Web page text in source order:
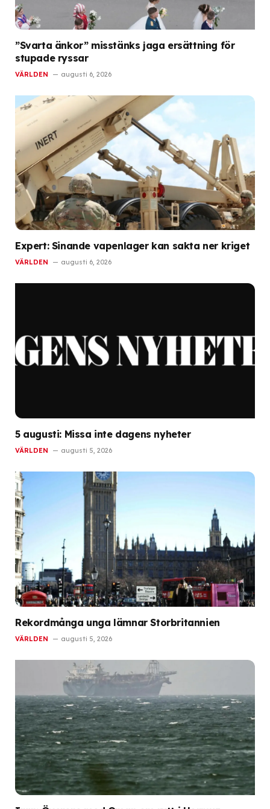
”Svarta änkor” misstänks jaga ersättning för
stupade ryssar
VÄRLDEN augusti 6, 2026
Expert: Sinande vapenlager kan sakta ner kriget
VÄRLDEN augusti 6, 2026
5 augusti: Missa inte dagens nyheter
VÄRLDEN augusti 5, 2026
Rekordmånga unga lämnar Storbritannien
VÄRLDEN augusti 5, 2026